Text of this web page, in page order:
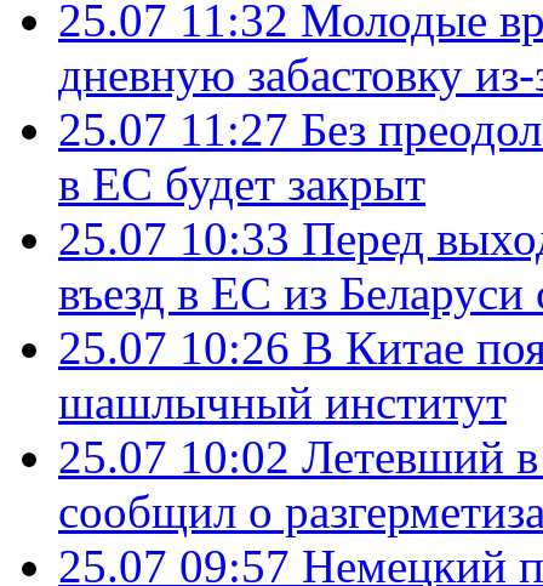
25.07 11:32 Молодые
дневную забастовку
25.07 11:27 Без
в ЕС будет закрыт
25.07 10:33 Перед
въезд в ЕС из Беларуси
25.07 10:26 В Китае
шашлычный институт
25.07 10:02 Летевший
сообщил о
25.07 09:57 Немецкий